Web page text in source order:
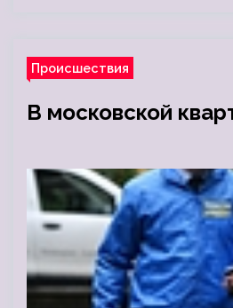
Происшествия
В московской